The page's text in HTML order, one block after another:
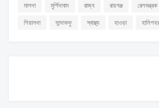
মালদা
মুর্শিদাবাদ রাজ্য রায়গঞ্জ রেলমন্ত্রক
শিয়ালদা
সান্দাকফু স্বাস্থ্য হাওড়া হালিশহর